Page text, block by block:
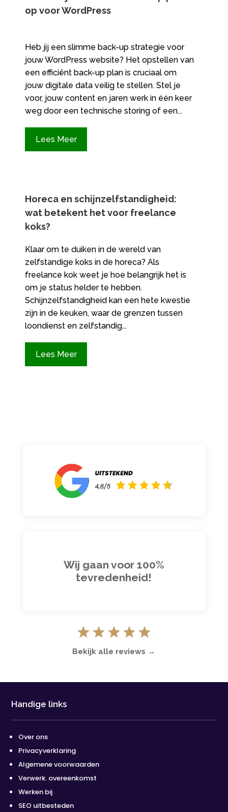
op voor WordPress
Heb jij een slimme back-up strategie voor
jouw WordPress website? Het opstellen van
een efficiënt back-up plan is cruciaal om
jouw digitale data veilig te stellen.​ Stel je
voor, jouw content en jaren werk in één keer
weg door een technische storing of een...
Lees Meer
Horeca en schijnzelfstandigheid:
wat betekent het voor freelance
koks?
Klaar om te duiken in de wereld van
zelfstandige koks in de horeca? Als
freelance kok weet je hoe belangrijk het is
om je status helder te hebben.
Schijnzelfstandigheid kan een hete kwestie
zijn in de keuken, waar de grenzen tussen
loondienst en zelfstandig...
Lees Meer
Wij gaan voor 100%
tevredenheid!
Bekijk alle reviews →
Handige links
Over ons
Privacyverklaring
Algemene voorwaarden
Verwerk. overeenkomst
Werken bij
SEO uitbesteden